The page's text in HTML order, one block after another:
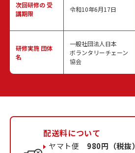
次回研修の受
講期限
研修実施 団体
名
令和10年6月17日
一般社団法人日本
ボランタリーチェーン
協会
配送料について
ヤマト便 980円（税抜）